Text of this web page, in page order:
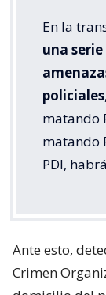
En la
una
policiales
matando
matando
PDI,
Ante esto,
Crimen